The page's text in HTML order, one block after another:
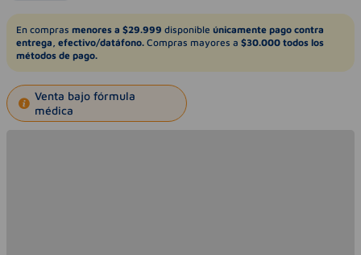
En compras menores a $29.999 disponible únicamente pago contra
entrega, efectivo/datáfono. Compras mayores a $30.000 todos los
métodos de pago.
Venta bajo fórmula
médica